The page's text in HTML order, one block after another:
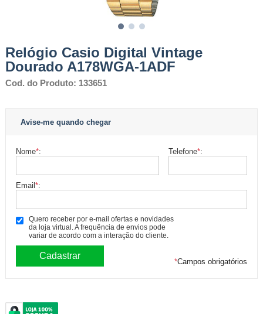
Relógio Casio Digital Vintage
Dourado A178WGA-1ADF
Cod. do Produto: 133651
Avise-me quando chegar
Nome*: Telefone*:
Email*:
Quero receber por e-mail ofertas e novidades
da loja virtual. A frequência de envios pode
variar de acordo com a interação do cliente.
*Campos obrigatórios